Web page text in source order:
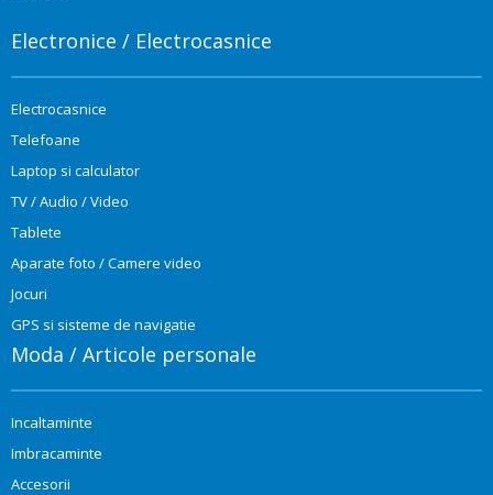
Electronice / Electrocasnice
Electrocasnice
Telefoane
Laptop si calculator
TV / Audio / Video
Tablete
Aparate foto / Camere video
Jocuri
GPS si sisteme de navigatie
Moda / Articole personale
Incaltaminte
Imbracaminte
Accesorii